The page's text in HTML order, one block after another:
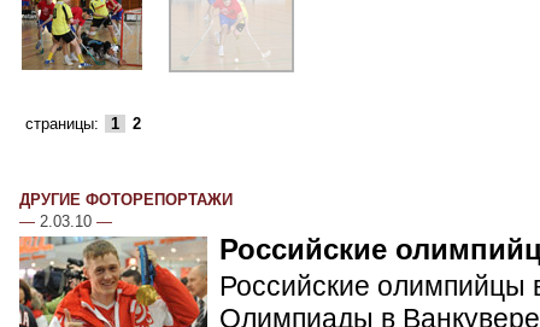
страницы: 1 2
ДРУГИЕ ФОТОРЕПОРТАЖИ
— 2.03.10 —
Российские
Российские олимпийцы
Олимпиады в